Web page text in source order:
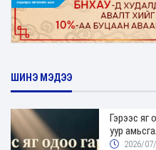
ШИНЭ МЭДЭЭ
Гэрээс яг
уур
2026/